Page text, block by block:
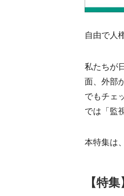
自由で人
私たちが
面、外部
でもチェ
では「監
本特集は
【特